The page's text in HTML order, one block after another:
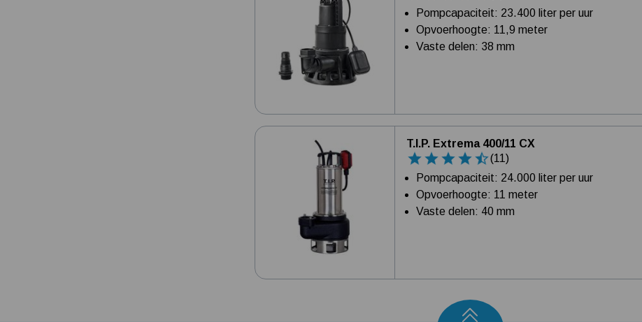
Pompcapaciteit: 23.400 liter per uur
Opvoerhoogte: 11,9 meter
Vaste delen: 38 mm
T.I.P. Extrema 400/11 CX
(11)
Pompcapaciteit: 24.000 liter per uur
Opvoerhoogte: 11 meter
Vaste delen: 40 mm